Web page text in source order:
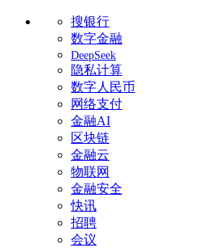
搜银行
数字金融
DeepSeek
隐私计算
数字人民币
网络支付
金融AI
区块链
金融云
物联网
金融安全
快讯
招聘
会议